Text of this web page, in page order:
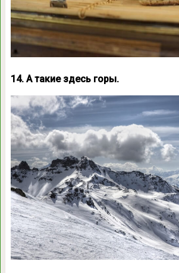
14. А такие здесь горы.